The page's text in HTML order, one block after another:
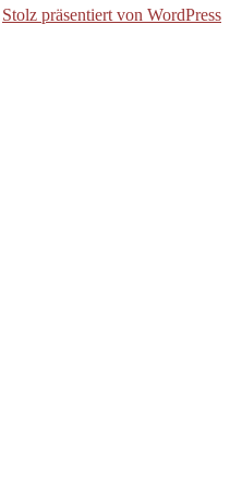
Stolz präsentiert von WordPress